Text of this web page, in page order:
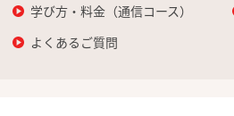
学び方・料金（通信コース）
よくあるご質問